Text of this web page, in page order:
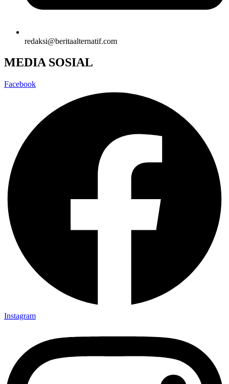
redaksi@beritaalternatif.com
MEDIA SOSIAL
Facebook
Instagram